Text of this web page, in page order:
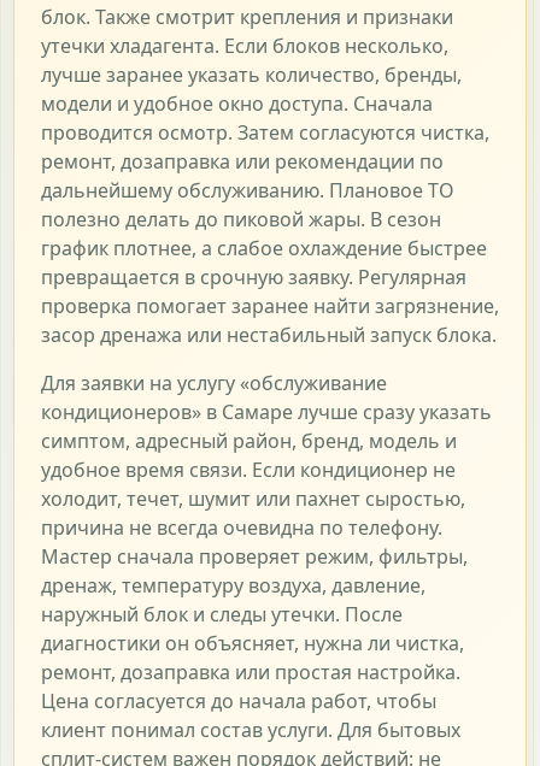
блок. Также смотрит крепления и признаки
утечки хладагента. Если блоков несколько,
лучше заранее указать количество, бренды,
модели и удобное окно доступа. Сначала
проводится осмотр. Затем согласуются чистка,
ремонт, дозаправка или рекомендации по
дальнейшему обслуживанию. Плановое ТО
полезно делать до пиковой жары. В сезон
график плотнее, а слабое охлаждение быстрее
превращается в срочную заявку. Регулярная
проверка помогает заранее найти загрязнение,
засор дренажа или нестабильный запуск блока.
Для заявки на услугу «обслуживание
кондиционеров» в Самаре лучше сразу указать
симптом, адресный район, бренд, модель и
удобное время связи. Если кондиционер не
холодит, течет, шумит или пахнет сыростью,
причина не всегда очевидна по телефону.
Мастер сначала проверяет режим, фильтры,
дренаж, температуру воздуха, давление,
наружный блок и следы утечки. После
диагностики он объясняет, нужна ли чистка,
ремонт, дозаправка или простая настройка.
Цена согласуется до начала работ, чтобы
клиент понимал состав услуги. Для бытовых
сплит-систем важен порядок действий: не